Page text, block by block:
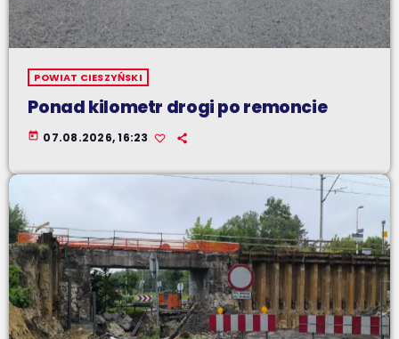
POWIAT CIESZYŃSKI
Ponad kilometr drogi po remoncie
today 07.08.2026, 16:23